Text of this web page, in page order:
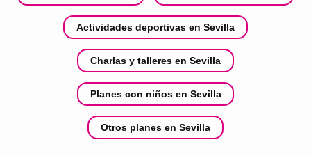
Actividades deportivas en Sevilla
Charlas y talleres en Sevilla
Planes con niños en Sevilla
Otros planes en Sevilla